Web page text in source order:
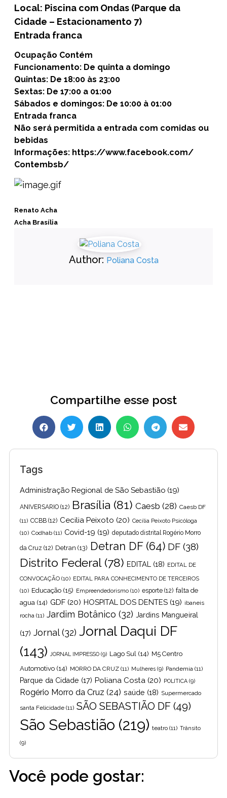
Local: Piscina com Ondas (Parque da
Cidade – Estacionamento 7)
Entrada franca
Ocupação Contém
Funcionamento: De quinta a domingo
Quintas: De 18:00 às 23:00
Sextas: De 17:00 a 01:00
Sábados e domingos: De 10:00 à 01:00
Entrada franca
Não será permitida a entrada com comidas ou
bebidas
Informações: https://www.facebook.com/
Contembsb/
Renato Acha
Acha Brasília
Author: Poliana Costa
Compartilhe esse post
Tags
Administração Regional de São Sebastião (19)
ANIVERSARIO (12) Brasília (81) Caesb (28) Caesb DF
(11) CCBB (12) Cecilia Peixoto (20) Cecília Peixoto Psicóloga
(10) Codhab (11) Covid-19 (19) deputado distrital Rogério Morro
da Cruz (12) Detran (13) Detran DF(64) DF (38)
Distrito Federal(78) EDITAL (18) EDITAL DE
CONVOCAÇÃO (10) EDITAL PARA CONHECIMENTO DE TERCEIROS
(10) Educação (15) Empreendedorismo (10) esporte (12) falta de
agua (14) GDF (20) HOSPITAL DOS DENTES (19) ibaneis
rocha (11) Jardim Botânico (32) Jardins Mangueiral
(17) Jornal(32) Jornal Daqui DF
(143) JORNAL IMPRESSO (9) Lago Sul (14) M5 Centro
Automotivo (14) MORRO DA CRUZ (11) Mulheres (9) Pandemia (11)
Parque da Cidade (17) Poliana Costa (20) POLITICA (9)
Rogério Morro da Cruz (24) saúde (18) Supermercado
santa Felicidade (11) SÃO SEBASTIÃO DF (49)
São Sebastião (219) teatro (11) Trânsito
(9)
Você pode gostar: